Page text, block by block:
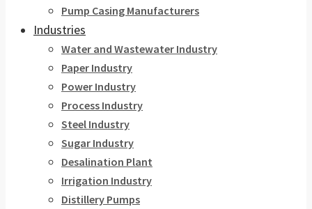
Pump Casing Manufacturers
Industries
Water and Wastewater Industry
Paper Industry
Power Industry
Process Industry
Steel Industry
Sugar Industry
Desalination Plant
Irrigation Industry
Distillery Pumps